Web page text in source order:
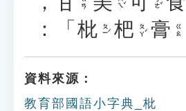
：「 枇 ㄆㄧˊ 杷 ㄆㄚˊ 膏 ㄍㄠ
資料來源：
教育部國語小字典_枇